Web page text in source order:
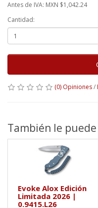
Antes de IVA: MXN $1,042.24
Cantidad:
(0) Opiniones/
También le
Evoke Alox Edición
Limitada 2026 |
0.9415.L26